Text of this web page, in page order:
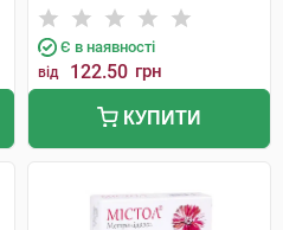
Є в наявності
від 122.50 грн
КУПИТИ